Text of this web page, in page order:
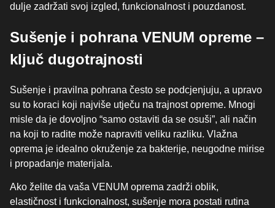
dulje zadržati svoj izgled, funkcionalnost i pouzdanost.
Sušenje i pohrana VENUM opreme –
ključ dugotrajnosti
Sušenje i pravilna pohrana često se podcjenjuju, a upravo
su to koraci koji najviše utječu na trajnost opreme. Mnogi
misle da je dovoljno “samo ostaviti da se osuši”, ali način
na koji to radite može napraviti veliku razliku. Vlažna
oprema je idealno okruženje za bakterije, neugodne mirise
i propadanje materijala.
Ako želite da vaša VENUM oprema zadrži oblik,
elastičnost i funkcionalnost, sušenje mora postati rutina